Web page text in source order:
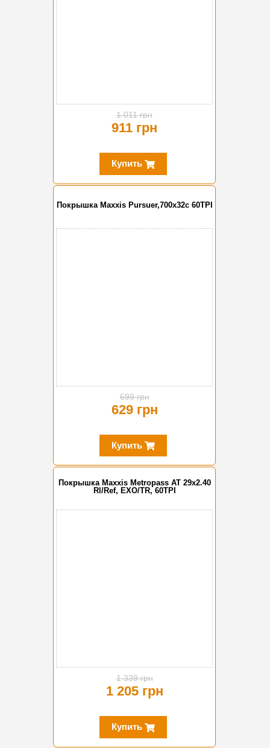
1 011 грн
911 грн
Купить
Покрышка Maxxis Pursuer,700x32c 60TPI
699 грн
629 грн
Купить
Покрышка Maxxis Metropass AT 29x2.40
Rl/Ref, EXO/TR, 60TPI
1 339 грн
1 205 грн
Купить